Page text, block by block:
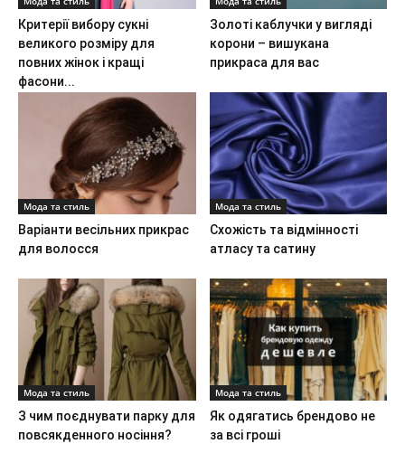
Критерії вибору сукні
великого розміру для
повних жінок і кращі
фасони...
Золоті каблучки у вигляді
корони – вишукана
прикраса для вас
Мода та стиль
Варіанти весільних прикрас
для волосся
Мода та стиль
Схожість та відмінності
атласу та сатину
Мода та стиль
З чим поєднувати парку для
повсякденного носіння?
Мода та стиль
Як одягатись брендово не
за всі гроші